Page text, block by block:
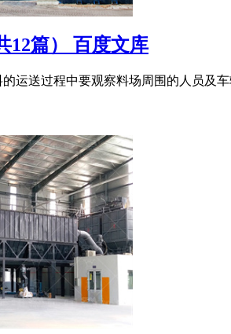
12篇） 百度文库
运送过程中要观察料场周围的人员及